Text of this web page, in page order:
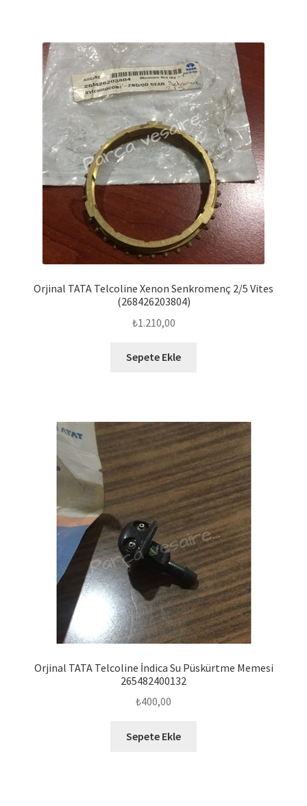
Orjinal TATA Telcoline Xenon Senkromenç 2/5 Vites
(268426203804)
₺1.210,00
Sepete Ekle
Orjinal TATA Telcoline İndica Su Püskürtme Memesi
265482400132
₺400,00
Sepete Ekle